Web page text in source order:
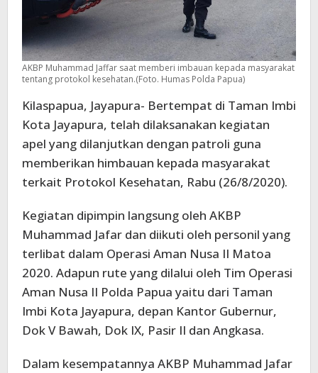
AKBP Muhammad Jaffar saat memberi imbauan kepada masyarakat
tentang protokol kesehatan.(Foto. Humas Polda Papua)
Kilaspapua, Jayapura- Bertempat di Taman Imbi
Kota Jayapura, telah dilaksanakan kegiatan
apel yang dilanjutkan dengan patroli guna
memberikan himbauan kepada masyarakat
terkait Protokol Kesehatan, Rabu (26/8/2020).
Kegiatan dipimpin langsung oleh AKBP
Muhammad Jafar dan diikuti oleh personil yang
terlibat dalam Operasi Aman Nusa II Matoa
2020. Adapun rute yang dilalui oleh Tim Operasi
Aman Nusa II Polda Papua yaitu dari Taman
Imbi Kota Jayapura, depan Kantor Gubernur,
Dok V Bawah, Dok IX, Pasir II dan Angkasa.
Dalam kesempatannya AKBP Muhammad Jafar